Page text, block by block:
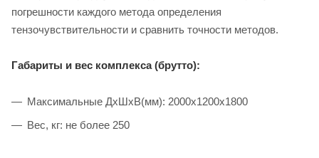
погрешности каждого метода определения
тензочувствительности и сравнить точности методов.
Габариты и вес комплекса (брутто):
Максимальные ДхШхВ(мм): 2000х1200х1800
Вес, кг: не более 250